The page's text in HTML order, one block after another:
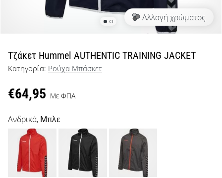
μπάσκετ
μπάσκετ
όπως
εμείς;
μαζί
ως
πρεσβευτής
της
μάρκας
μας.
Αλλαγή χρώματος
Τζάκετ Hummel AUTHENTIC TRAINING JACKET
Κατηγορία: Ρούχα Μπάσκετ
€64,95 Με ΦΠΑ
Ανδρικά, Μπλε